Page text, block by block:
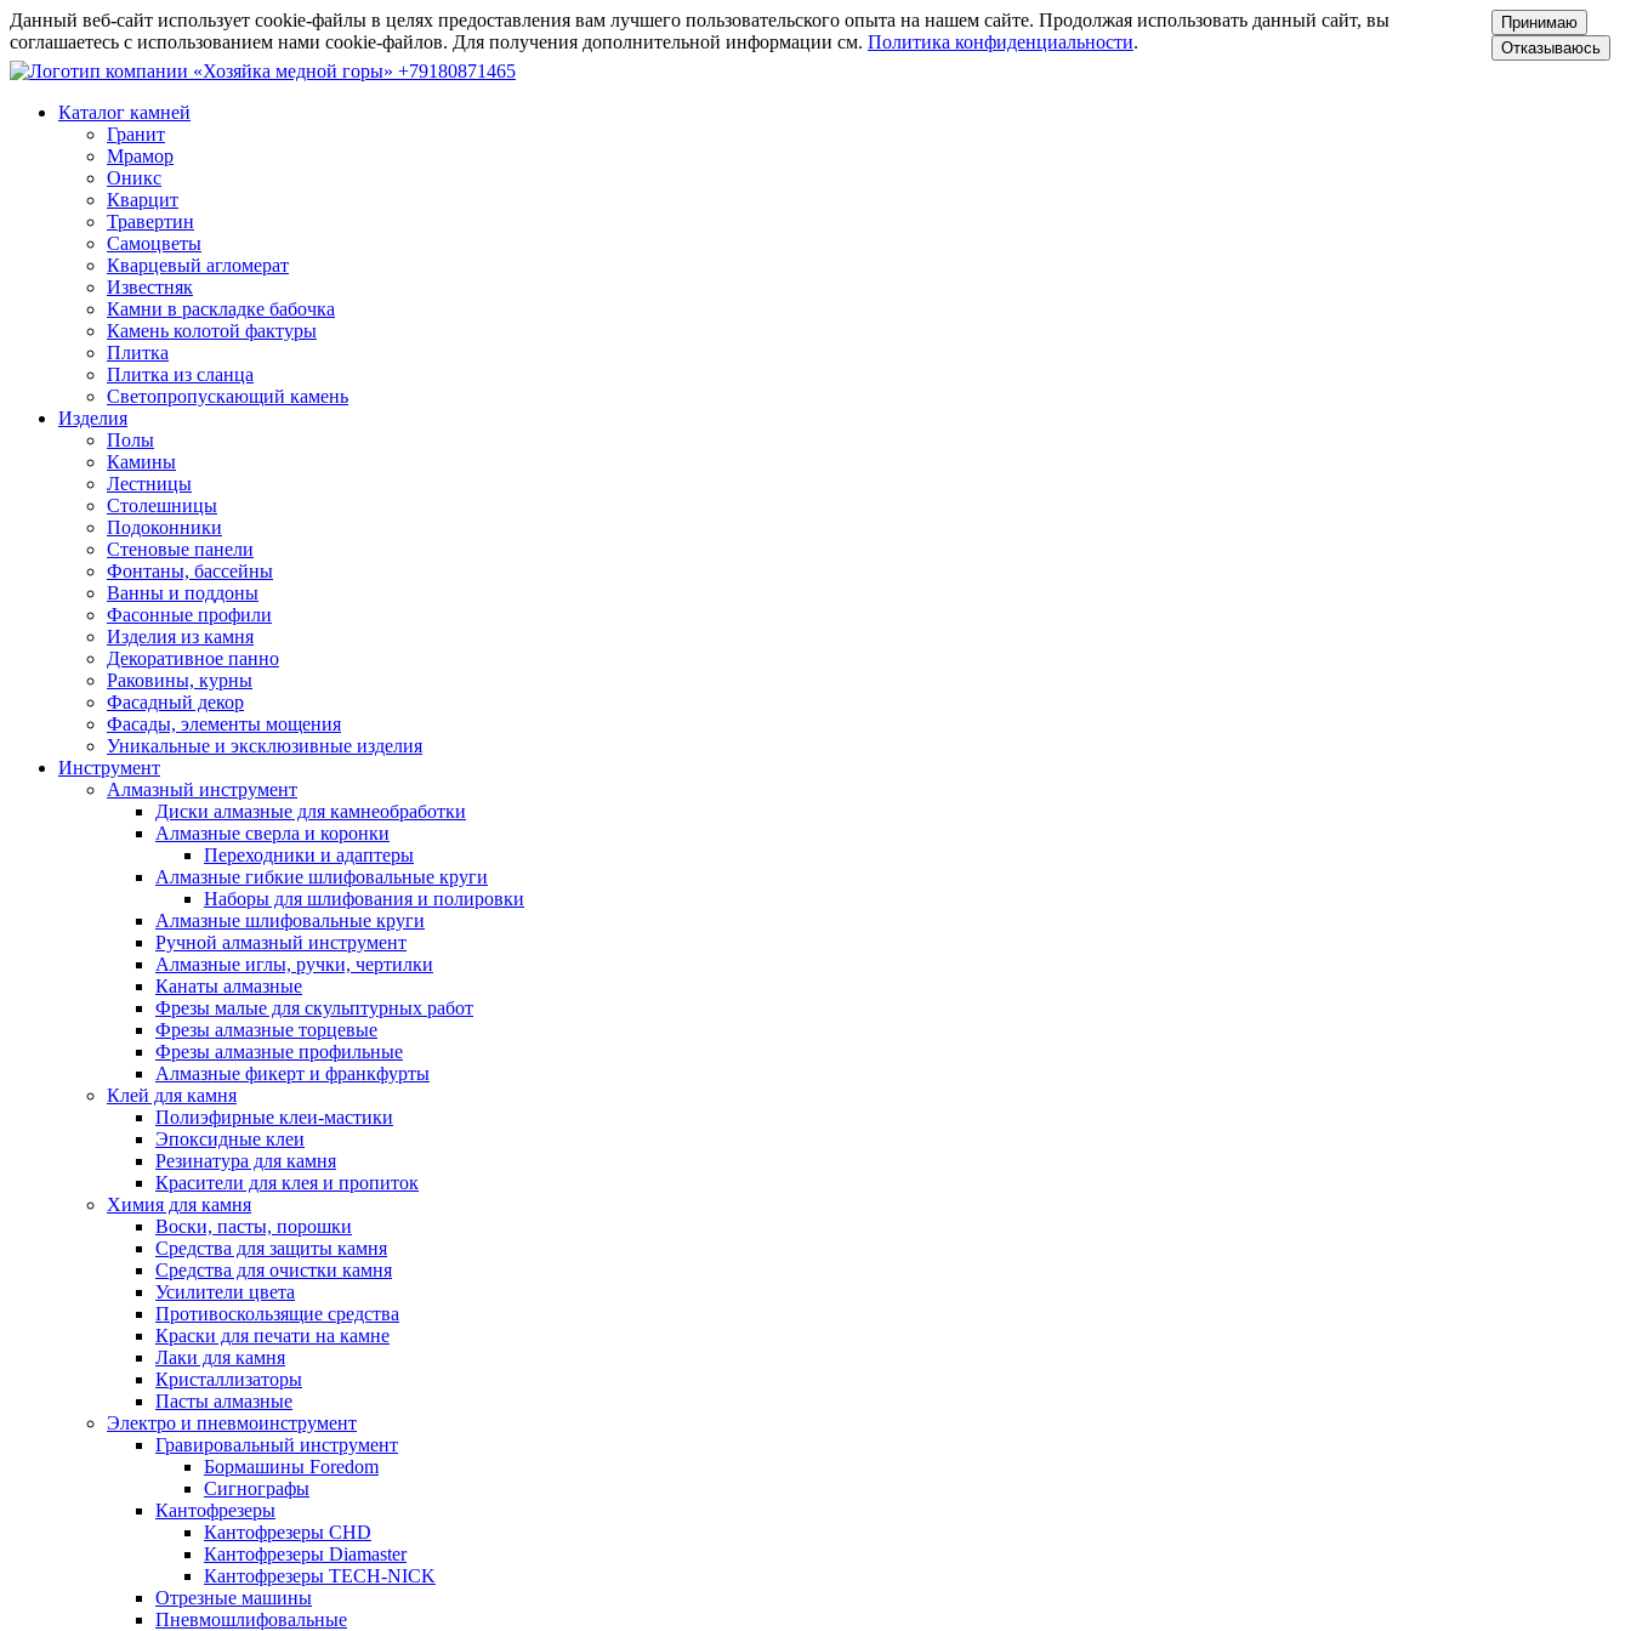
Данный веб-сайт использует cookie-файлы в целях предоставления вам лучшего пользовательского опыта на нашем сайте. Продолжая использовать данный сайт, вы
соглашаетесь с использованием нами cookie-файлов. Для получения дополнительной информации см. Политика конфиденциальности.
Принимаю
Отказываюсь
+79180871465
Каталог камней
Гранит
Мрамор
Оникс
Кварцит
Травертин
Самоцветы
Кварцевый агломерат
Известняк
Камни в раскладке бабочка
Камень колотой фактуры
Плитка
Плитка из сланца
Светопропускающий камень
Изделия
Полы
Камины
Лестницы
Столешницы
Подоконники
Стеновые панели
Фонтаны, бассейны
Ванны и поддоны
Фасонные профили
Изделия из камня
Декоративное панно
Раковины, курны
Фасадный декор
Фасады, элементы мощения
Уникальные и эксклюзивные изделия
Инструмент
Алмазный инструмент
Диски алмазные для камнеобработки
Алмазные сверла и коронки
Переходники и адаптеры
Алмазные гибкие шлифовальные круги
Наборы для шлифования и полировки
Алмазные шлифовальные круги
Ручной алмазный инструмент
Алмазные иглы, ручки, чертилки
Канаты алмазные
Фрезы малые для скульптурных работ
Фрезы алмазные торцевые
Фрезы алмазные профильные
Алмазные фикерт и франкфурты
Клей для камня
Полиэфирные клеи-мастики
Эпоксидные клеи
Резинатура для камня
Красители для клея и пропиток
Химия для камня
Воски, пасты, порошки
Средства для защиты камня
Средства для очистки камня
Усилители цвета
Противоскользящие средства
Краски для печати на камне
Лаки для камня
Кристаллизаторы
Пасты алмазные
Электро и пневмоинструмент
Гравировальный инструмент
Бормашины Foredom
Сигнографы
Кантофрезеры
Кантофрезеры CHD
Кантофрезеры Diamaster
Кантофрезеры TECH-NICK
Отрезные машины
Пневмошлифовальные